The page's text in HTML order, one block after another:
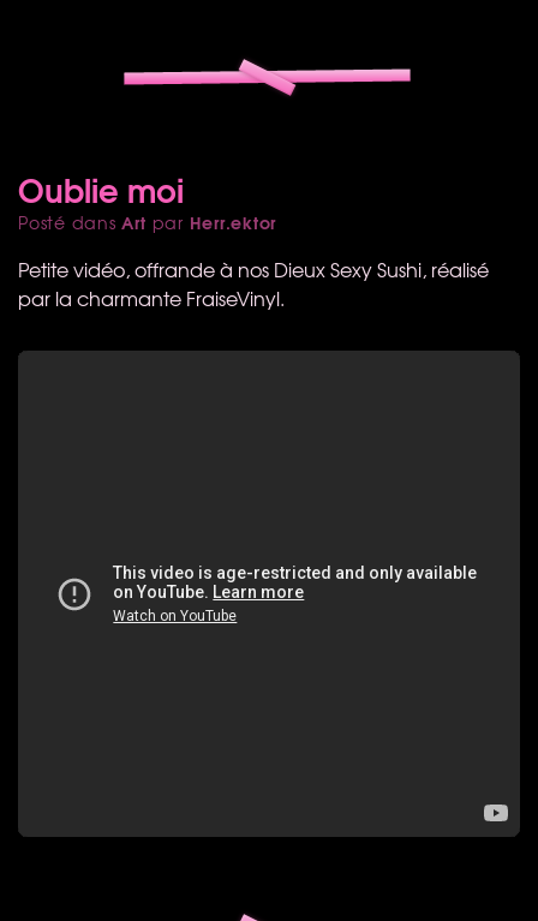
Oublie moi
Posté dansArt par Herr.ektor
Petite vidéo, offrande à nos Dieux Sexy Sushi, réalisé
par la charmante FraiseVinyl.